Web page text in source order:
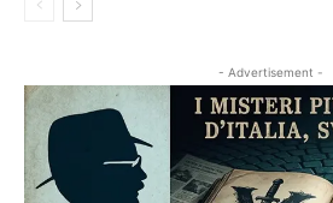
- Advertisement -